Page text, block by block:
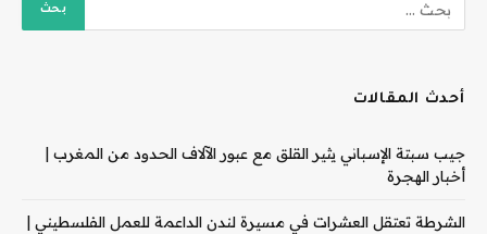
أحدث المقالات
جيب سبتة الإسباني يثير القلق مع عبور الآلاف الحدود من المغرب |
أخبار الهجرة
الشرطة تعتقل العشرات في مسيرة لندن الداعمة للعمل الفلسطيني |